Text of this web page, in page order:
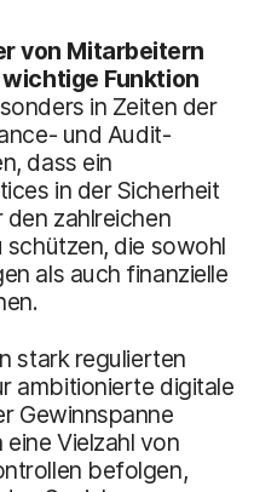
von Mitarbeitern
Funktion
in Zeiten der
und Audit-
dass ein
in der Sicherheit
zahlreichen
die sowohl
als auch finanzielle
stark regulierten
ambitionierte digitale
Gewinnspanne
Vielzahl von
befolgen,